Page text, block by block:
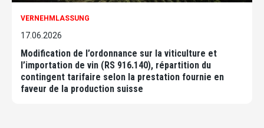
VERNEHMLASSUNG
17.06.2026
Modification de l’ordonnance sur la viticulture et
l’importation de vin (RS 916.140), répartition du
contingent tarifaire selon la prestation fournie en
faveur de la production suisse